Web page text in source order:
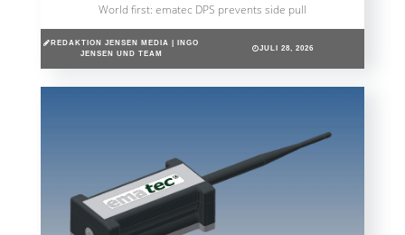
World first: ematec DPS prevents side pull
REDAKTION JENSEN MEDIA | INGO
JENSEN UND TEAM
JULI 28, 2026